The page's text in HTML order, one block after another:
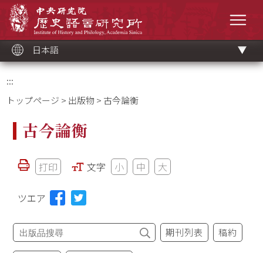
ッ
ク
日本語
:::
トップページ > 出版物 > 古今論衡
古今論衡
打印 文字 小 中 大
ツエア
期刊列表 稿約